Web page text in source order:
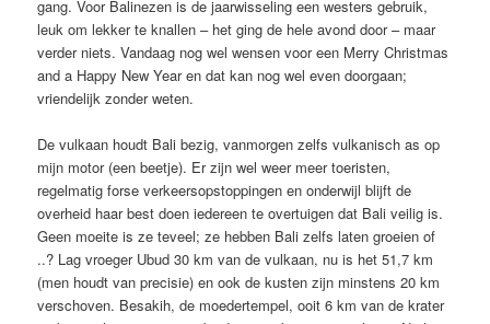
gang. Voor Balinezen is de jaarwisseling een westers gebruik,
leuk om lekker te knallen – het ging de hele avond door – maar
verder niets. Vandaag nog wel wensen voor een Merry Christmas
and a Happy New Year en dat kan nog wel even doorgaan;
vriendelijk zonder weten.
De vulkaan houdt Bali bezig, vanmorgen zelfs vulkanisch as op
mijn motor (een beetje). Er zijn wel weer meer toeristen,
regelmatig forse verkeersopstoppingen en onderwijl blijft de
overheid haar best doen iedereen te overtuigen dat Bali veilig is.
Geen moeite is ze teveel; ze hebben Bali zelfs laten groeien of
..? Lag vroeger Ubud 30 km van de vulkaan, nu is het 51,7 km
(men houdt van precisie) en ook de kusten zijn minstens 20 km
verschoven. Besakih, de moedertempel, ooit 6 km van de krater